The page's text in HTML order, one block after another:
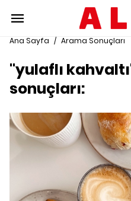
Ana Sayfa / Arama Sonuçları
"yulaflı
sonuçları: